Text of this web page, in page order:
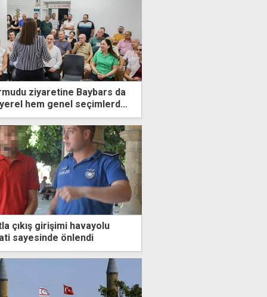
ziyaretine Baybars da
hem genel seçimlerden
çıkış girişimi havayolu
sayesinde önlendi